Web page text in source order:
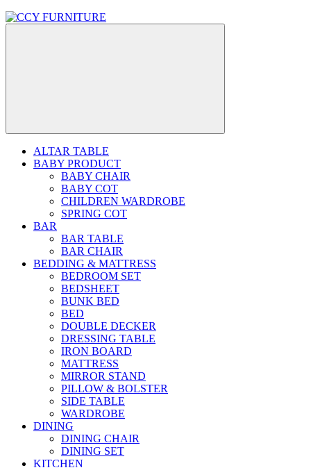
ALTAR TABLE
BABY PRODUCT
BABY CHAIR
BABY COT
CHILDREN WARDROBE
SPRING COT
BAR
BAR TABLE
BAR CHAIR
BEDDING & MATTRESS
BEDROOM SET
BEDSHEET
BUNK BED
BED
DOUBLE DECKER
DRESSING TABLE
IRON BOARD
MATTRESS
MIRROR STAND
PILLOW & BOLSTER
SIDE TABLE
WARDROBE
DINING
DINING CHAIR
DINING SET
KITCHEN